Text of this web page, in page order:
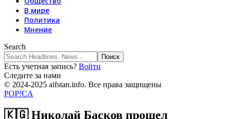
В мире
Политика
Мнение
Search
Есть учетная запись? Войти
Следите за нами
© 2024-2025 aifstan.info. Все права защищены
POP!CA
🇰🇬 Николай Басков прошел